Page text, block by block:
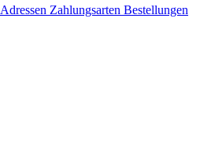
Adressen Zahlungsarten Bestellungen